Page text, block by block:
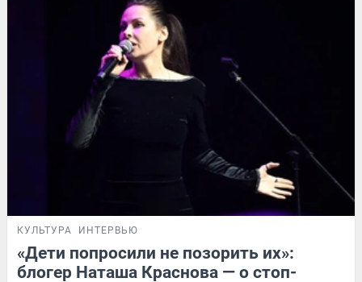
КУЛЬТУРА ИНТЕРВЬЮ
«Дети попросили не позорить их»:
блогер Наташа Краснова — о стоп-